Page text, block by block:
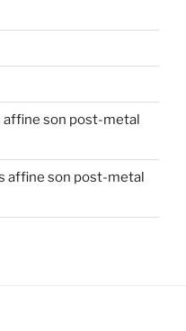
son post-metal
affine son post-metal